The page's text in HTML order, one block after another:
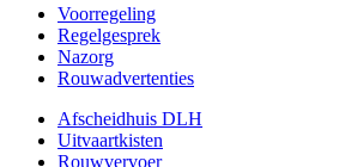
Voorregeling
Regelgesprek
Nazorg
Rouwadvertenties
Afscheidhuis DLH
Uitvaartkisten
Rouwvervoer